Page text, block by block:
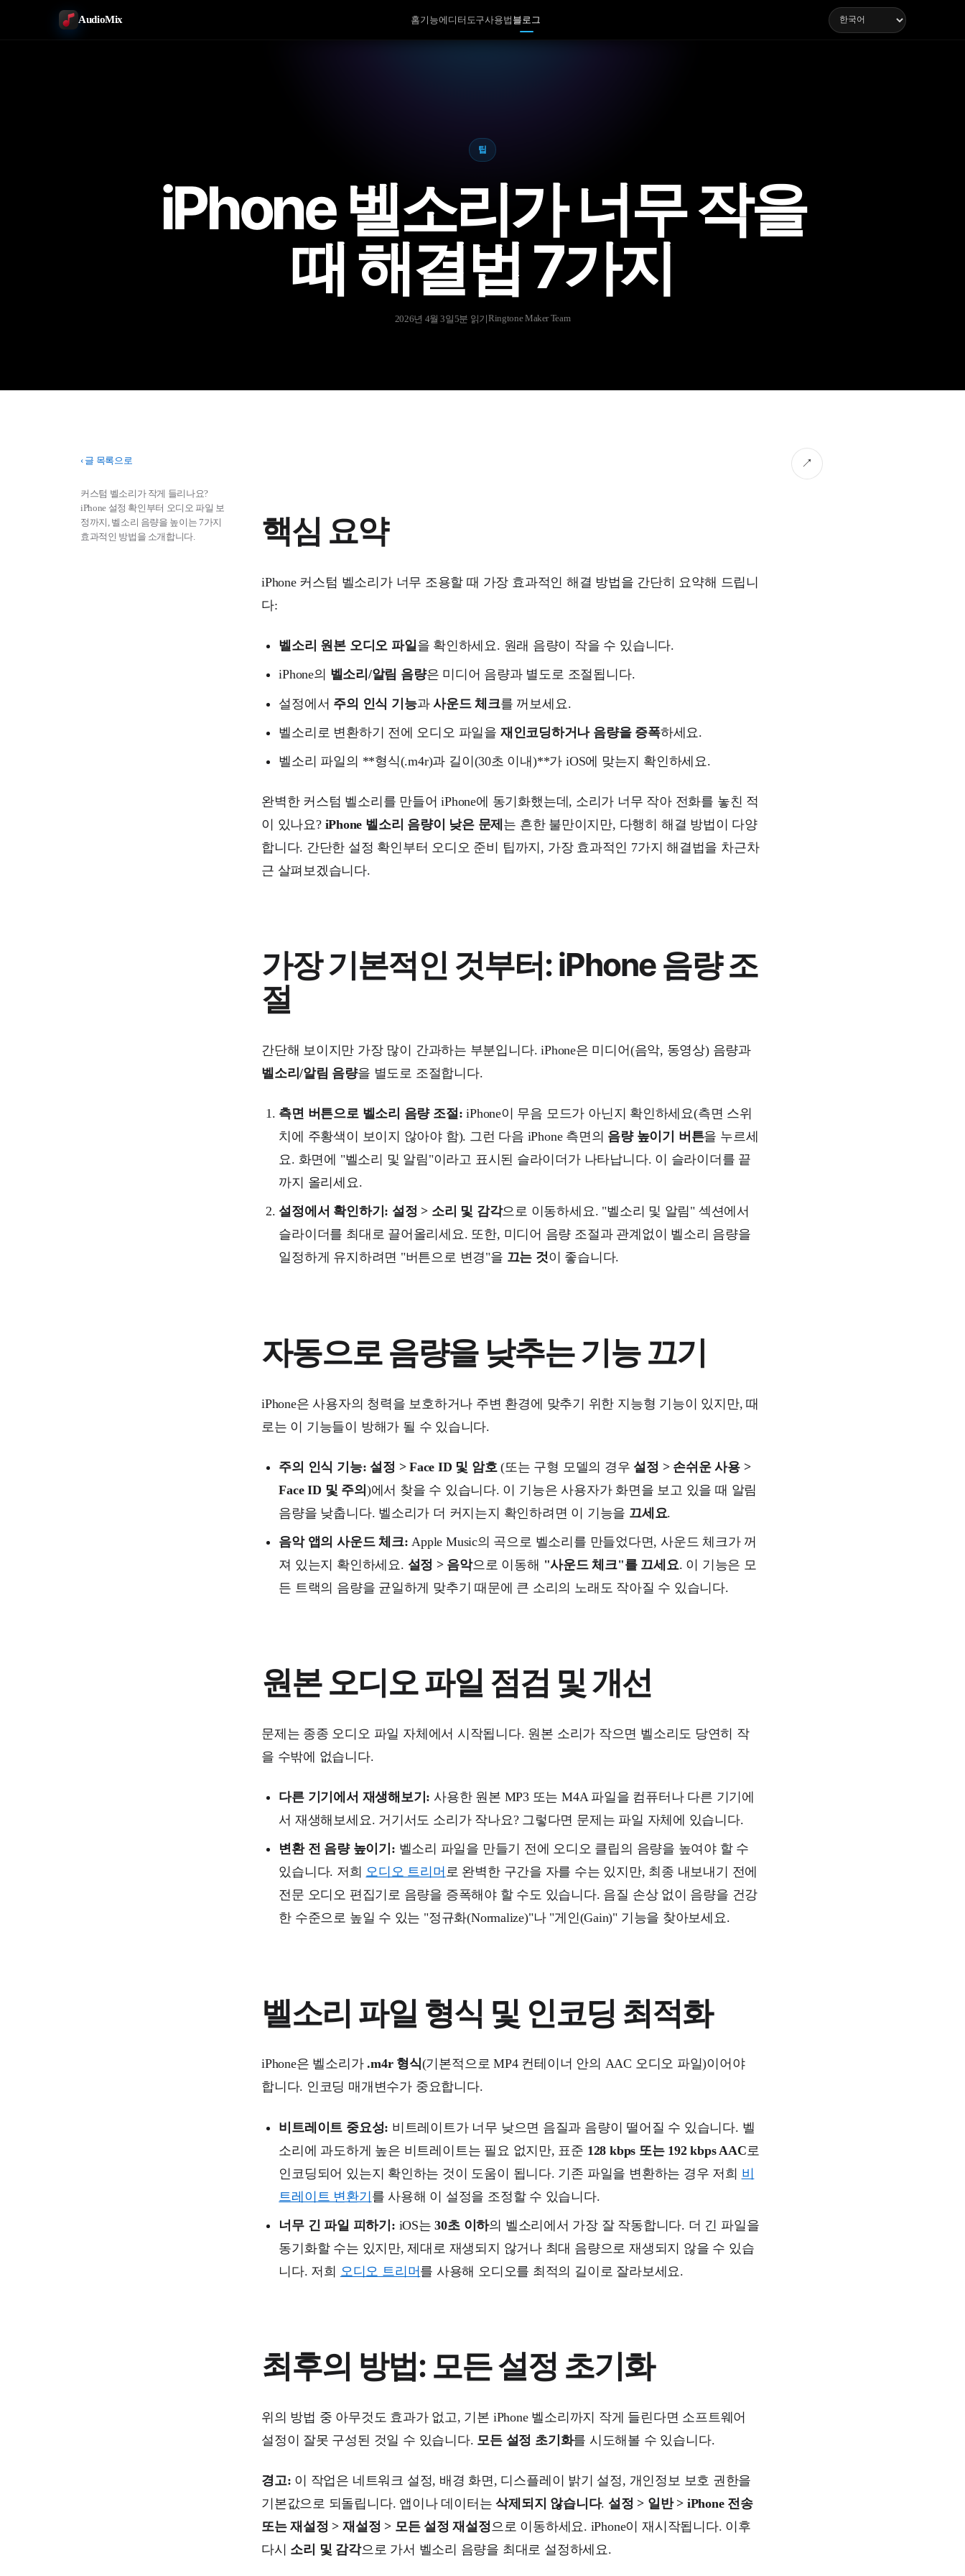
AudioMix 홈기능에디터 도구사용법 블로그
팁
iPhone 벨소리가 너무 작을
때 해결법 7가지
2026년 4월 3일5분 읽기Ringtone Maker Team
‹ 글 목록으로
커스텀 벨소리가 작게 들리나요?
iPhone 설정 확인부터 오디오 파일 보
정까지, 벨소리 음량을 높이는 7가지
효과적인 방법을 소개합니다.
핵심 요약
iPhone 커스텀 벨소리가 너무 조용할 때 가장 효과적인 해결 방법을 간단히 요약해 드립니
다:
벨소리 원본 오디오 파일을 확인하세요. 원래 음량이 작을 수 있습니다.
iPhone의 벨소리/알림 음량은 미디어 음량과 별도로 조절됩니다.
설정에서 주의 인식 기능과사운드 체크를 꺼보세요.
벨소리로 변환하기 전에 오디오 파일을 재인코딩하거나 음량을 증폭하세요.
벨소리 파일의 **형식(.m4r)과 길이(30초 이내)**가 iOS에 맞는지 확인하세요.
완벽한 커스텀 벨소리를 만들어 iPhone에 동기화했는데, 소리가 너무 작아 전화를 놓친 적
이 있나요? iPhone 벨소리 음량이 낮은 문제 는 흔한 불만이지만, 다행히 해결 방법이 다양
합니다. 간단한 설정 확인부터 오디오 준비 팁까지, 가장 효과적인 7가지 해결법을 차근차
근 살펴보겠습니다.
가장 기본적인 것부터: iPhone 음량 조
절
간단해 보이지만 가장 많이 간과하는 부분입니다. iPhone은 미디어(음악, 동영상) 음량과
벨소리/알림 음량을 별도로 조절합니다.
측면 버튼으로 벨소리 음량 조절: iPhone이 무음 모드가 아닌지 확인하세요(측면 스위
치에 주황색이 보이지 않아야 함). 그런 다음 iPhone 측면의 음량 높이기 버튼을 누르세
요. 화면에 "벨소리 및 알림"이라고 표시된 슬라이더가 나타납니다. 이 슬라이더를 끝
까지 올리세요.
설정에서 확인하기: 설정 > 소리 및 감각으로 이동하세요. "벨소리 및 알림" 섹션에서
슬라이더를 최대로 끌어올리세요. 또한, 미디어 음량 조절과 관계없이 벨소리 음량을
일정하게 유지하려면 "버튼으로 변경"을 끄는 것이 좋습니다.
자동으로 음량을 낮추는 기능 끄기
iPhone은 사용자의 청력을 보호하거나 주변 환경에 맞추기 위한 지능형 기능이 있지만, 때
로는 이 기능들이 방해가 될 수 있습니다.
주의 인식 기능: 설정 > Face ID 및 암호 (또는 구형 모델의 경우설정 > 손쉬운 사용 >
Face ID 및 주의 )에서 찾을 수 있습니다. 이 기능은 사용자가 화면을 보고 있을 때 알림
음량을 낮춥니다. 벨소리가 더 커지는지 확인하려면 이 기능을 끄세요.
음악 앱의 사운드 체크: Apple Music의 곡으로 벨소리를 만들었다면, 사운드 체크가 꺼
져 있는지 확인하세요. 설정 > 음악으로 이동해 "사운드 체크"를 끄세요. 이 기능은 모
든 트랙의 음량을 균일하게 맞추기 때문에 큰 소리의 노래도 작아질 수 있습니다.
원본 오디오 파일 점검 및 개선
문제는 종종 오디오 파일 자체에서 시작됩니다. 원본 소리가 작으면 벨소리도 당연히 작
을 수밖에 없습니다.
다른 기기에서 재생해보기: 사용한 원본 MP3 또는 M4A 파일을 컴퓨터나 다른 기기에
서 재생해보세요. 거기서도 소리가 작나요? 그렇다면 문제는 파일 자체에 있습니다.
변환 전 음량 높이기: 벨소리 파일을 만들기 전에 오디오 클립의 음량을 높여야 할 수
있습니다. 저희 오디오 트리머 로 완벽한 구간을 자를 수는 있지만, 최종 내보내기 전에
전문 오디오 편집기로 음량을 증폭해야 할 수도 있습니다. 음질 손상 없이 음량을 건강
한 수준으로 높일 수 있는 "정규화(Normalize)"나 "게인(Gain)" 기능을 찾아보세요.
벨소리 파일 형식 및 인코딩 최적화
iPhone은 벨소리가.m4r 형식(기본적으로 MP4 컨테이너 안의 AAC 오디오 파일)이어야
합니다. 인코딩 매개변수가 중요합니다.
비트레이트 중요성: 비트레이트가 너무 낮으면 음질과 음량이 떨어질 수 있습니다. 벨
소리에 과도하게 높은 비트레이트는 필요 없지만, 표준 128 kbps 또는 192 kbps AAC 로
인코딩되어 있는지 확인하는 것이 도움이 됩니다. 기존 파일을 변환하는 경우 저희 비
트레이트 변환기 를 사용해 이 설정을 조정할 수 있습니다.
너무 긴 파일 피하기: iOS는30초 이하의 벨소리에서 가장 잘 작동합니다. 더 긴 파일을
동기화할 수는 있지만, 제대로 재생되지 않거나 최대 음량으로 재생되지 않을 수 있습
니다. 저희 오디오 트리머를 사용해 오디오를 최적의 길이로 잘라보세요.
최후의 방법: 모든 설정 초기화
위의 방법 중 아무것도 효과가 없고, 기본 iPhone 벨소리까지 작게 들린다면 소프트웨어
설정이 잘못 구성된 것일 수 있습니다. 모든 설정 초기화를 시도해볼 수 있습니다.
경고: 이 작업은 네트워크 설정, 배경 화면, 디스플레이 밝기 설정, 개인정보 보호 권한을
기본값으로 되돌립니다. 앱이나 데이터는삭제되지 않습니다. 설정 > 일반 > iPhone 전송
또는 재설정 > 재설정 > 모든 설정 재설정으로 이동하세요. iPhone이 재시작됩니다. 이후
다시 소리 및 감각으로 가서 벨소리 음량을 최대로 설정하세요.
↗